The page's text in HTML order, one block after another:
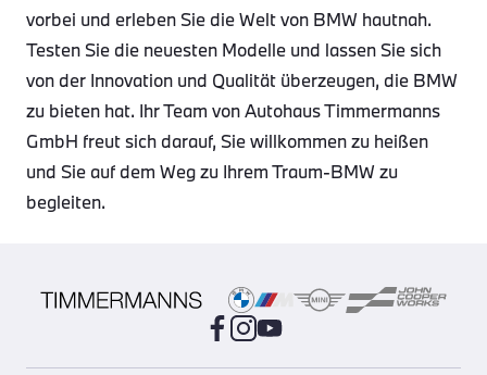
vorbei und erleben Sie die Welt von BMW hautnah.
Testen Sie die neuesten Modelle und lassen Sie sich
von der Innovation und Qualität überzeugen, die BMW
zu bieten hat. Ihr Team von Autohaus Timmermanns
GmbH freut sich darauf, Sie willkommen zu heißen
und Sie auf dem Weg zu Ihrem Traum-BMW zu
begleiten.